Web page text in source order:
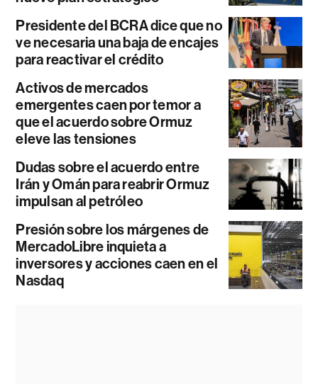
Presidente del BCRA dice que no
ve necesaria una baja de encajes
para reactivar el crédito
Activos de mercados
emergentes caen por temor a
que el acuerdo sobre Ormuz
eleve las tensiones
Dudas sobre el acuerdo entre
Irán y Omán para reabrir Ormuz
impulsan al petróleo
Presión sobre los márgenes de
MercadoLibre inquieta a
inversores y acciones caen en el
Nasdaq